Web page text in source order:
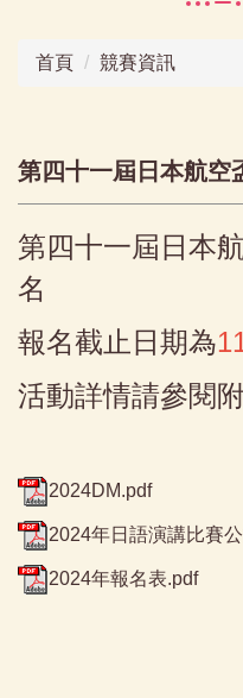
首頁 競賽資訊
第四十一屆日本航空
第四十一屆日本
名
報名截止日期為
活動詳情請參閱
2024DM.pdf
2024年日語演講比賽
2024年報名表.pdf